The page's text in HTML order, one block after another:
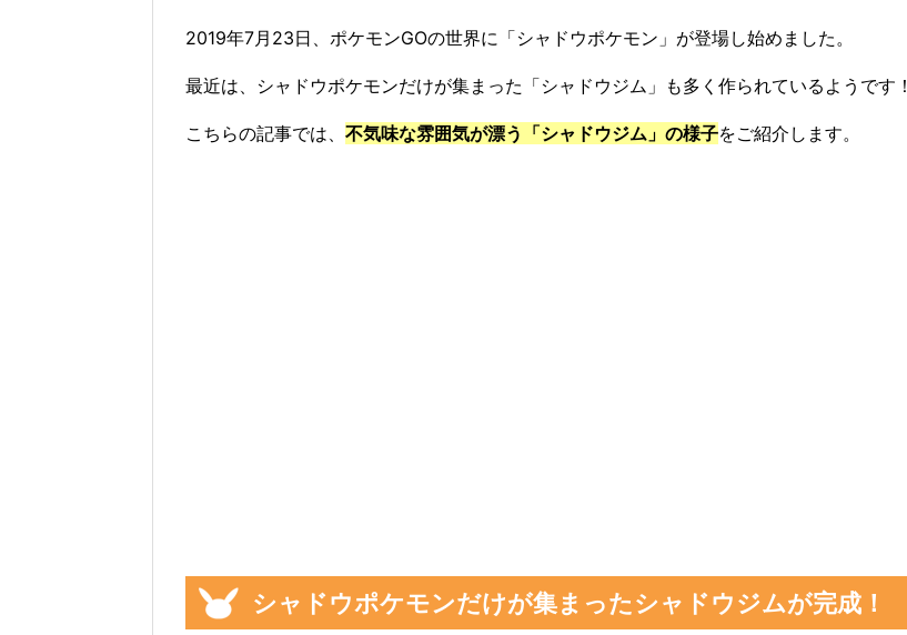
2019年7月23日、ポケモンGOの世界に「シャドウポケモン」が登場し始めました。
最近は、シャドウポケモンだけが集まった「シャドウジム」も多く作られているようです！
こちらの記事では、 不気味な雰囲気が漂う「シャドウジム」の様子をご紹介します。
シャドウポケモンだけが集まったシャドウジムが完成！